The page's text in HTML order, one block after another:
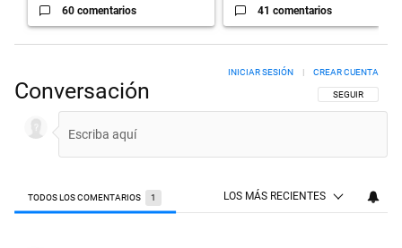
60 comentarios 41 comentarios
Conversación SIGA ESTA
SEGUIR
INICIAR SESIÓN CREAR CUENTA
TODOS LOS COMENTARIOS 1 LOS MÁS RECIENTES